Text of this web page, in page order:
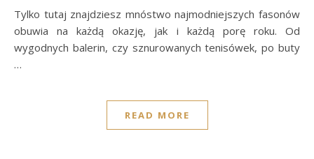
Tylko tutaj znajdziesz mnóstwo najmodniejszych fasonów
obuwia na każdą okazję, jak i każdą porę roku. Od
wygodnych balerin, czy sznurowanych tenisówek, po buty
…
READ MORE